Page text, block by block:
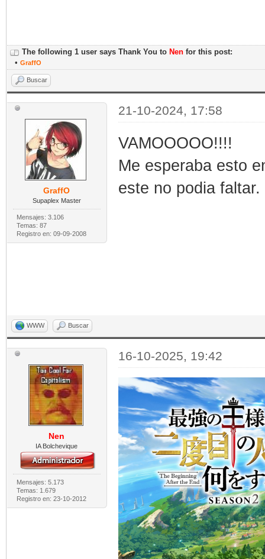
The following 1 user says Thank You to Nen for this post:
• GraffO
Buscar
GraffO
Supaplex Master
Mensajes: 3.106
Temas: 87
Registro en: 09-09-2008
21-10-2024, 17:58
VAMOOOOO!!!!
Me esperaba esto
este no podia faltar.
WWW Buscar
Nen
IA Bolchevique
Mensajes: 5.173
Temas: 1.679
Registro en: 23-10-2012
16-10-2025, 19:42